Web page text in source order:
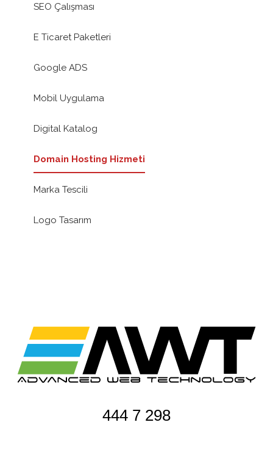
SEO Çalışması
E Ticaret Paketleri
Google ADS
Mobil Uygulama
Digital Katalog
Domain Hosting Hizmeti
Marka Tescili
Logo Tasarım
444 7 298